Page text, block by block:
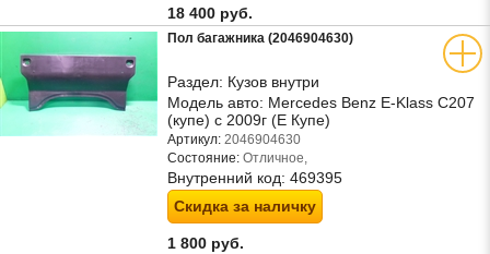
18 400 руб.
Пол багажника (2046904630)
Раздел: Кузов внутри
Модель авто: Mercedes Benz E-Klass C207
(купе) с 2009г (Е Купе)
Артикул: 2046904630
Состояние: Отличное,
Внутренний код: 469395
Скидка за наличку
1 800 руб.